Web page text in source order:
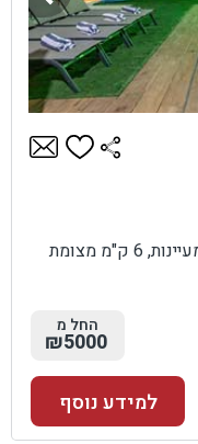
בעמק הירדן, סמוך לכנרת, לעמק המעיינות, 6 ק"מ מצומת
החל מ
₪5000
למידע נוסף